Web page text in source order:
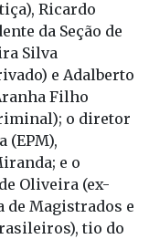
Silva
e Adalberto
Filho
o diretor
(EPM),
e o
Oliveira (ex-
Magistrados e
tio do
Neto.